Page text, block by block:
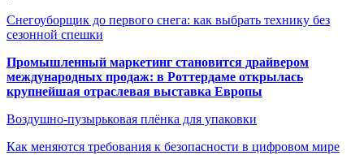
Снегоуборщик до первого снега: как выбрать технику без
сезонной спешки
Промышленный маркетинг становится драйвером
международных продаж: в Роттердаме открылась
крупнейшая отраслевая выставка Европы
Воздушно-пузырьковая плёнка для упаковки
Как меняются требования к безопасности в цифровом мире